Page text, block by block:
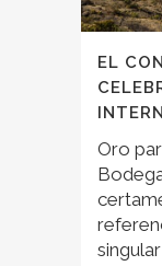
EL
Oro